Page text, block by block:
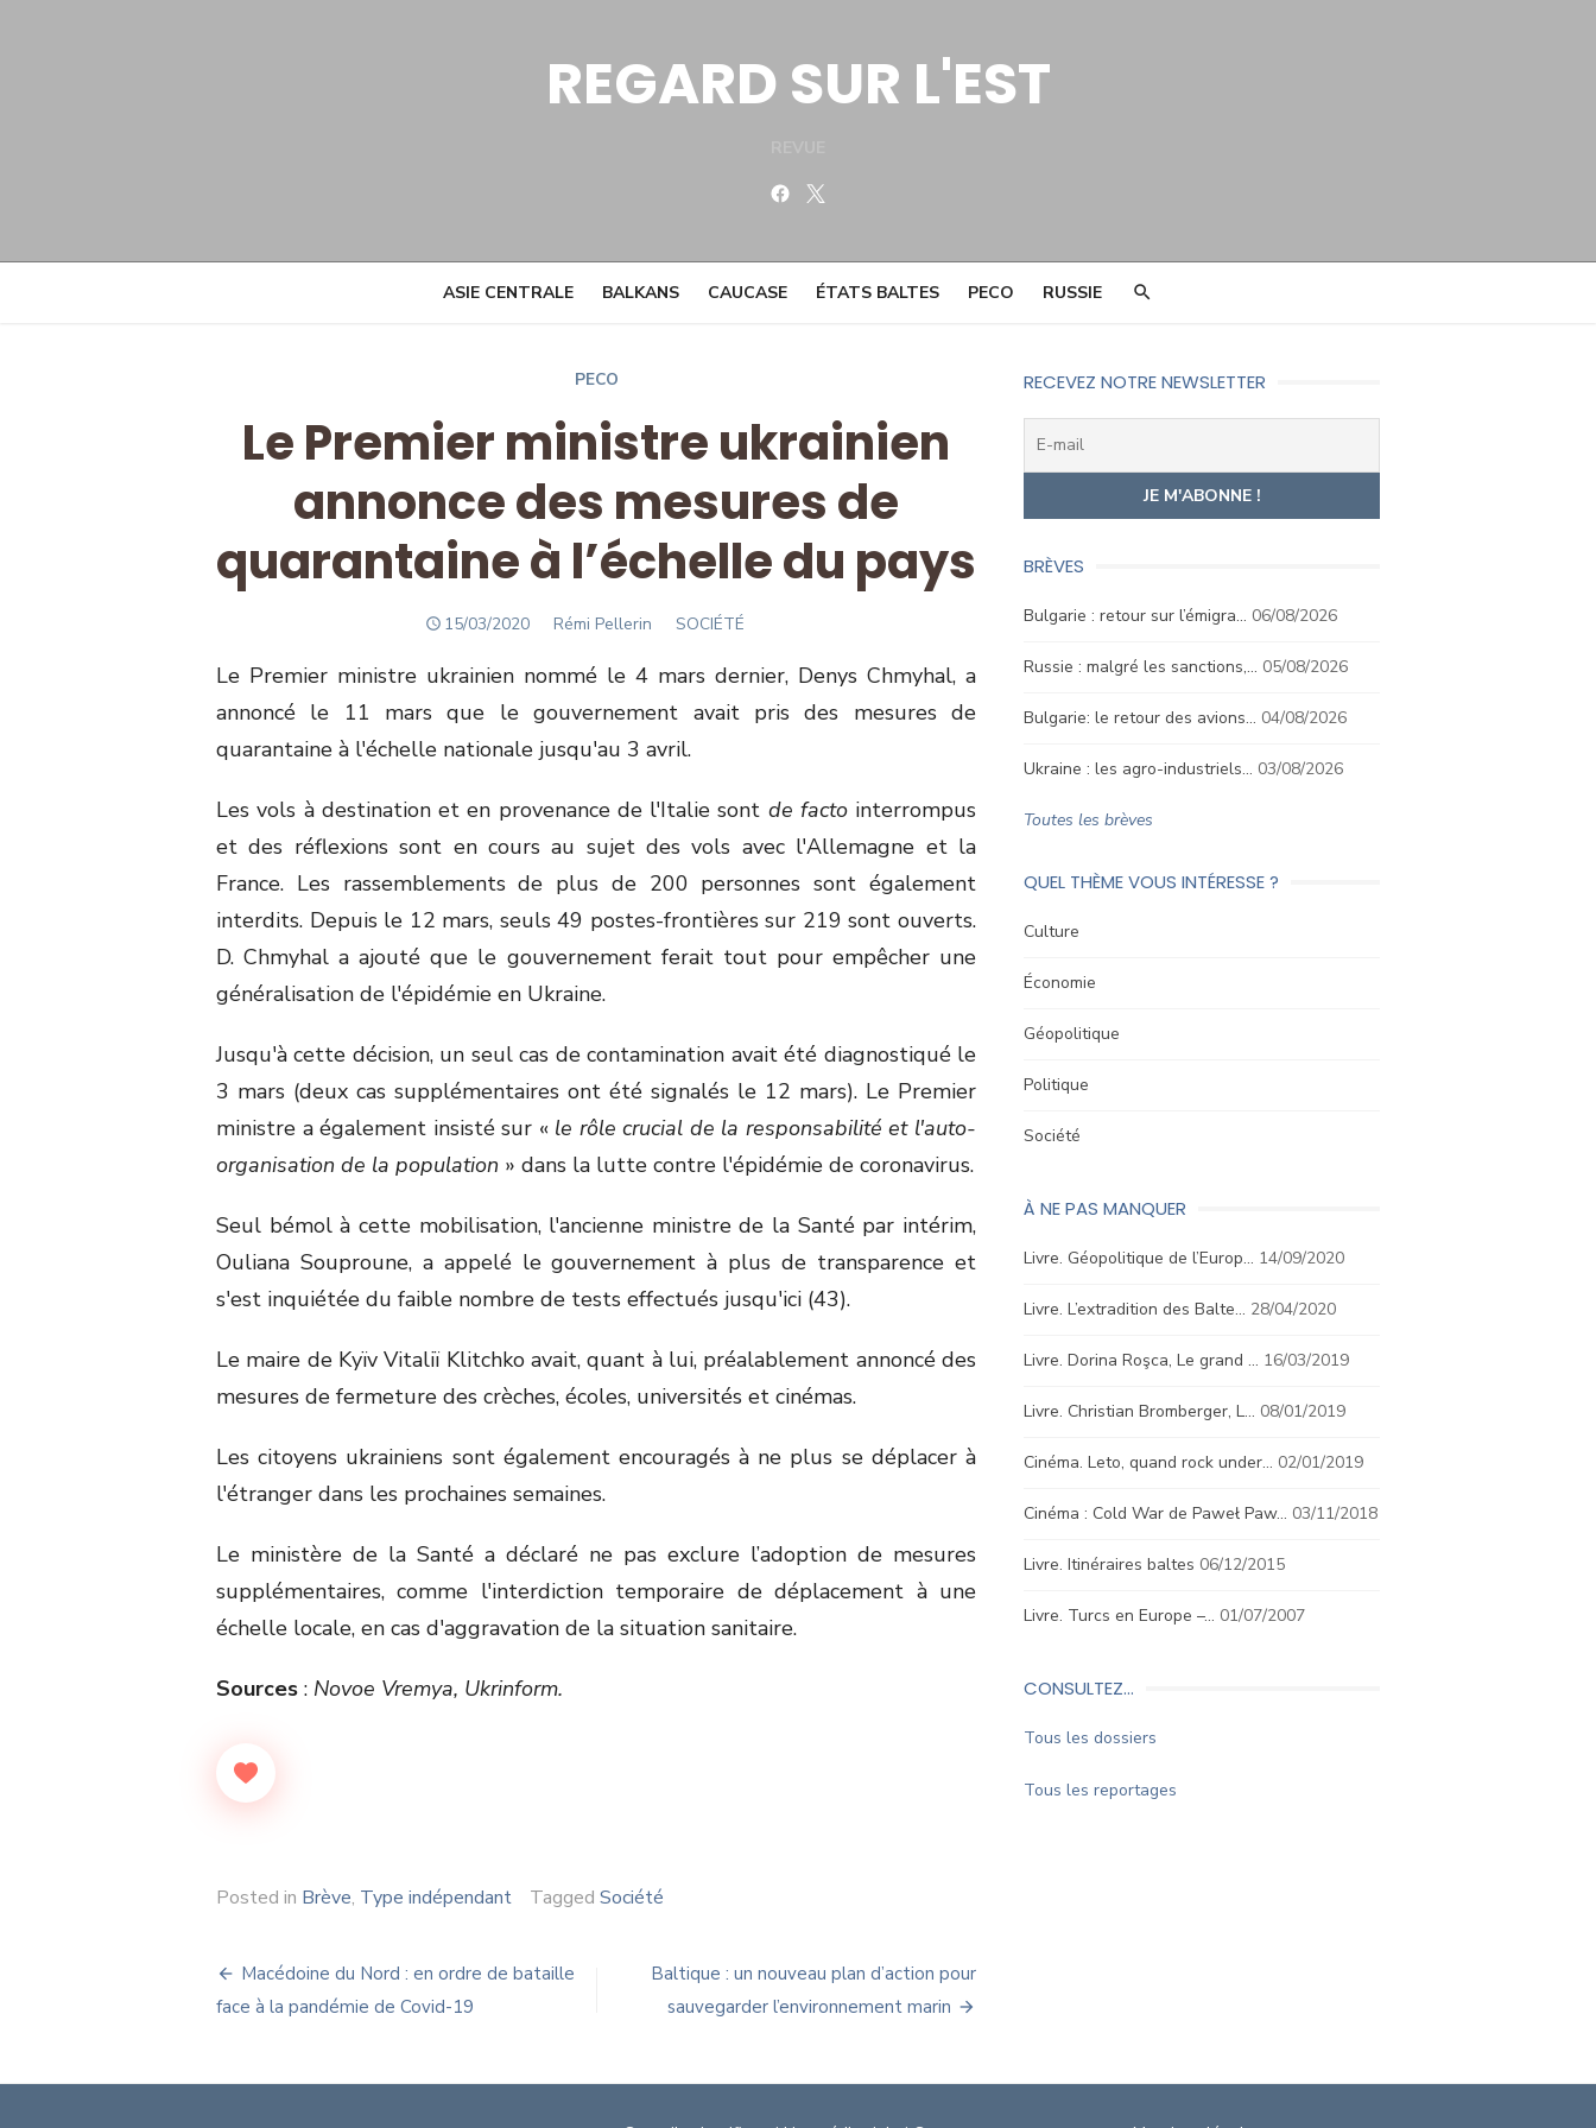
REGARD SUR L'EST
Facebook
ASIE CENTRALE BALKANS CAUCASE ÉTATS BALTES PECO RUSSIE
PECO
Le Premier ministre ukrainien
annonce des mesures de
quarantaine à l’échelle du pays
POSTED
15/03/2020 Author
Rémi Pellerin SOCIÉTÉ
Le Premier ministre ukrainien nommé le 4 mars dernier, Denys Chmyhal, a
annoncé le 11 mars que le gouvernement avait pris des mesures de
quarantaine à l'échelle nationale jusqu'au 3 avril.
Les vols à destination et en provenance de l'Italie sont de factointerrompus
et des réflexions sont en cours au sujet des vols avec l'Allemagne et la
France. Les rassemblements de plus de 200 personnes sont également
interdits. Depuis le 12 mars, seuls 49 postes-frontières sur 219 sont ouverts.
D. Chmyhal a ajouté que le gouvernement ferait tout pour empêcher une
généralisation de l'épidémie en Ukraine.
Jusqu'à cette décision, un seul cas de contamination avait été diagnostiqué le
3 mars (deux cas supplémentaires ont été signalés le 12 mars). Le Premier
ministre a également insisté sur « le rôle crucial de la responsabilité et l'auto-
organisation de la population » dans la lutte contre l'épidémie de coronavirus.
Seul bémol à cette mobilisation, l'ancienne ministre de la Santé par intérim,
Ouliana Souproune, a appelé le gouvernement à plus de transparence et
s'est inquiétée du faible nombre de tests effectués jusqu'ici (43).
Le maire de Kyïv Vitaliï Klitchko avait, quant à lui, préalablement annoncé des
mesures de fermeture des crèches, écoles, universités et cinémas.
Les citoyens ukrainiens sont également encouragés à ne plus se déplacer à
l'étranger dans les prochaines semaines.
Le ministère de la Santé a déclaré ne pas exclure l’adoption de mesures
supplémentaires, comme l'interdiction temporaire de déplacement à une
échelle locale, en cas d'aggravation de la situation sanitaire.
Sources : Novoe Vremya, Ukrinform.
Posted in Brève, Type indépendant Tagged Société
Navigation
de
Macédoine du Nord : en ordre de bataille
face à la pandémie de Covid-19
Baltique : un nouveau plan d’action pour
sauvegarder l’environnement marin
RECEVEZ NOTRE NEWSLETTER
BRÈVES
Bulgarie : retour sur l’émigra… 06/08/2026
Russie : malgré les sanctions,… 05/08/2026
Bulgarie: le retour des avions… 04/08/2026
Ukraine : les agro-industriels… 03/08/2026
Toutes les brèves
QUEL THÈME VOUS INTÉRESSE ?
Culture
Économie
Géopolitique
Politique
Société
À NE PAS MANQUER
Livre. Géopolitique de l’Europ… 14/09/2020
Livre. L’extradition des Balte… 28/04/2020
Livre. Dorina Roşca, Le grand … 16/03/2019
Livre. Christian Bromberger, L… 08/01/2019
Cinéma. Leto, quand rock under… 02/01/2019
Cinéma : Cold War de Paweł Paw… 03/11/2018
Livre. Itinéraires baltes 06/12/2015
Livre. Turcs en Europe –… 01/07/2007
CONSULTEZ…
Tous les dossiers
Tous les reportages